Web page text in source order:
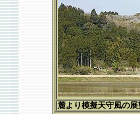
麓より模擬天守風の展